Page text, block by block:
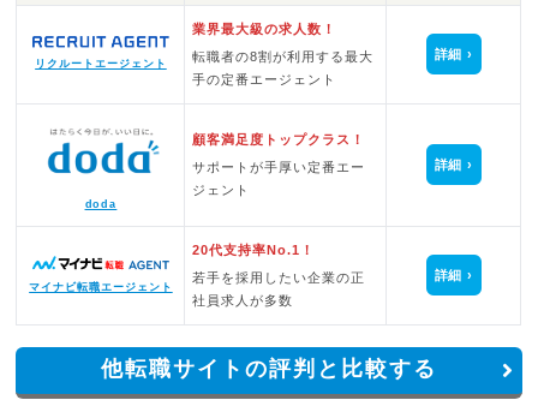
リクルートエージェント
業界最大級の求人数！
転職者の8割が利用する最大
手の定番エージェント
詳細
doda
顧客満足度トップクラス！
サポートが手厚い定番エー
ジェント
詳細
マイナビ転職エージェント
20代支持率No.1！
若手を採用したい企業の正
社員求人が多数
詳細
他転職サイトの評判と比較する